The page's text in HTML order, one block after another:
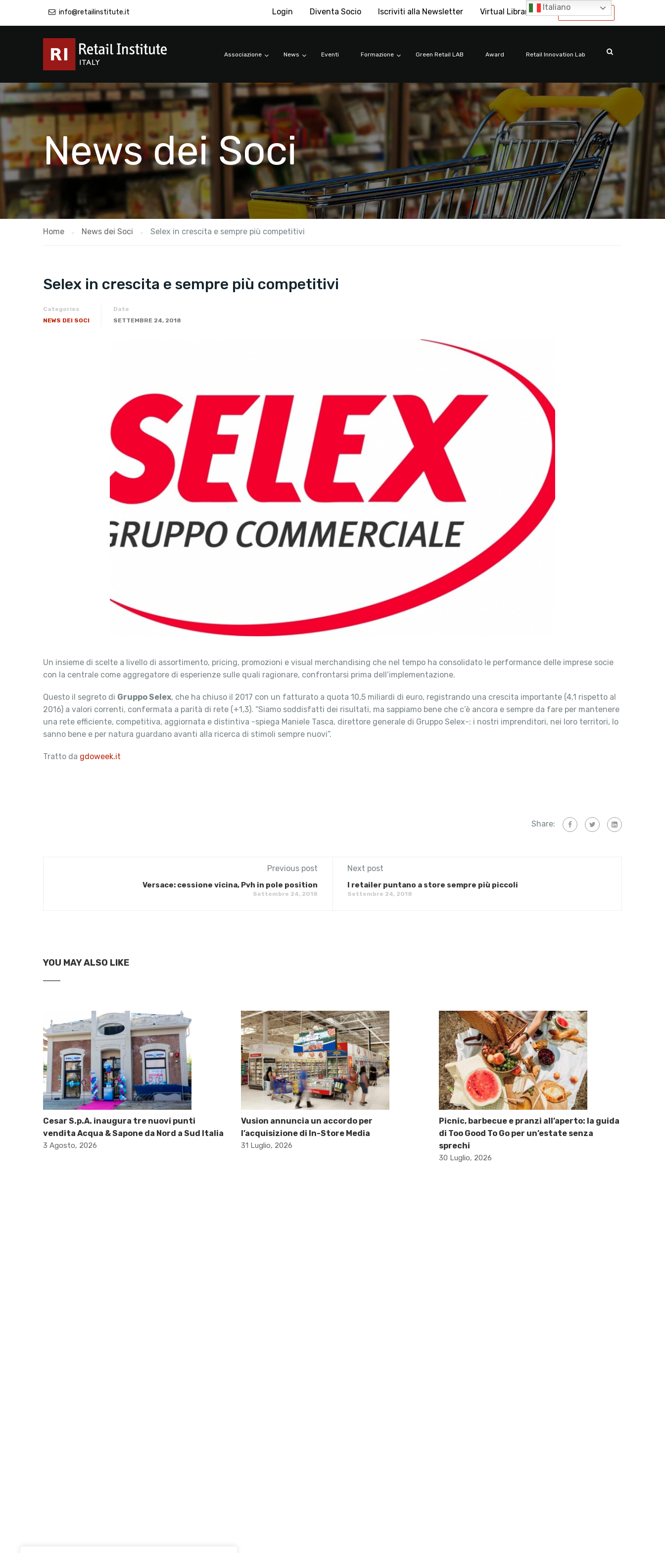
info@retailinstitute.it International
Login Diventa Socio Iscriviti alla Newsletter Virtual Library
Associazione News Eventi Formazione Green Retail LAB Award Retail Innovation Lab
News dei Soci
Home News dei Soci Selex in crescita e sempre più competitivi
Selex in crescita e sempre più competitivi
Categories
NEWS DEI SOCI
Date
SETTEMBRE 24, 2018
Un insieme di scelte a livello di assortimento, pricing, promozioni e visual merchandising che nel tempo ha consolidato le performance delle imprese socie
con la centrale come aggregatore di esperienze sulle quali ragionare, confrontarsi prima dell’implementazione.
Questo il segreto di Gruppo Selex, che ha chiuso il 2017 con un fatturato a quota 10,5 miliardi di euro, registrando una crescita importante (4,1 rispetto al
2016) a valori correnti, confermata a parità di rete (+1,3). “Siamo soddisfatti dei risultati, ma sappiamo bene che c’è ancora e sempre da fare per mantenere
una rete efficiente, competitiva, aggiornata e distintiva -spiega Maniele Tasca, direttore generale di Gruppo Selex-: i nostri imprenditori, nei loro territori, lo
sanno bene e per natura guardano avanti alla ricerca di stimoli sempre nuovi”.
Tratto da gdoweek.it
Share:
Previous post
Versace: cessione vicina, Pvh in pole position
Settembre 24, 2018
Next post
I retailer puntano a store sempre più piccoli
Settembre 24, 2018
YOU MAY ALSO LIKE
Cesar S.p.A. inaugura tre nuovi punti
vendita Acqua & Sapone da Nord a Sud Italia
3 Agosto, 2026
Vusion annuncia un accordo per
l’acquisizione di In-Store Media
31 Luglio, 2026
Picnic, barbecue e pranzi all’aperto: la guida
di Too Good To Go per un’estate senza
sprechi
30 Luglio, 2026
Italiano